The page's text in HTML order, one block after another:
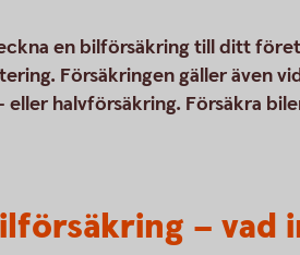
en bilförsäkring till ditt
Försäkringen gäller även
eller halvförsäkring. Försäkra
– vad